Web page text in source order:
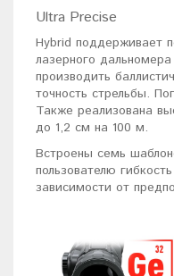
Ultra Precise
Hybrid поддерживает
лазерного
производить
точность стрельбы.
Также реализована
до 1,2 см на 100 м.
Встроены семь
пользователю
зависимости от